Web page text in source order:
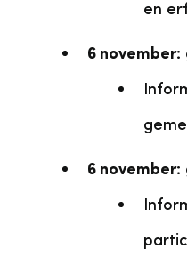
en
6 november:
6 november: